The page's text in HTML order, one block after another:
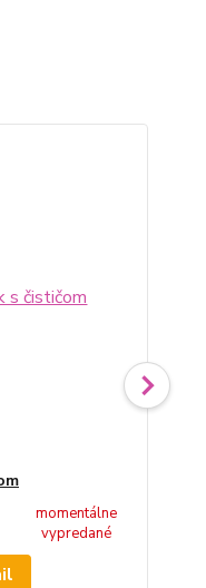
momentálne
vypredané